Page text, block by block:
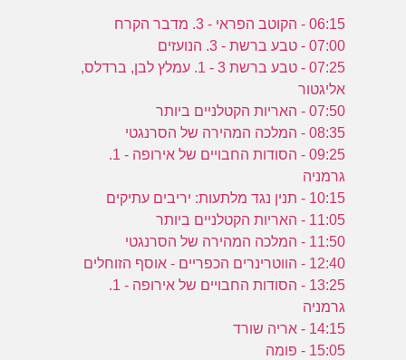
06:15 - הקוטב הפראי - 3. מדבר הקרח
07:00 - טבע ברשת - 3. הנועזים
07:25 - טבע ברשת 3 - 1. עמלץ לבן, ברדלס,
אליגטור
07:50 - האריות הקטלניים ביותר
08:35 - המלכה המהירה של הסרנגטי
09:25 - הסודות החבויים של אירופה - 1.
גרמניה
10:15 - תנין נגד מלתעות: יריבים עתיקים
11:05 - האריות הקטלניים ביותר
11:50 - המלכה המהירה של הסרנגטי
12:40 - הווטרינרים הכפריים - אוסף הזוחלים
13:25 - הסודות החבויים של אירופה - 1.
גרמניה
14:15 - אריה שורד
15:05 - פומה